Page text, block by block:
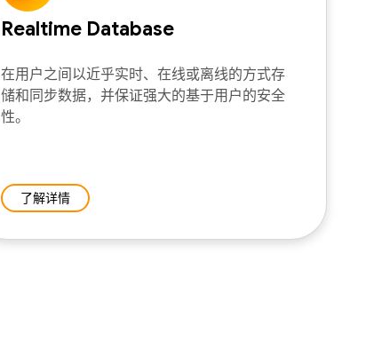
Realtime Database
在用户之间以近乎实时、在线或离线的方式存
储和同步数据，并保证强大的基于用户的安全
性。
了解详情